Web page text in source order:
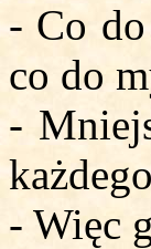
- Co
co do
-
- Więc